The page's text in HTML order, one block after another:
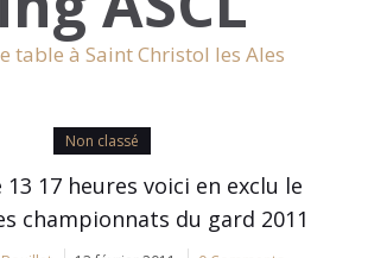
table à Saint Christol les Ales
Non classé
17 heures voici en exclu le
championnats du gard 2011